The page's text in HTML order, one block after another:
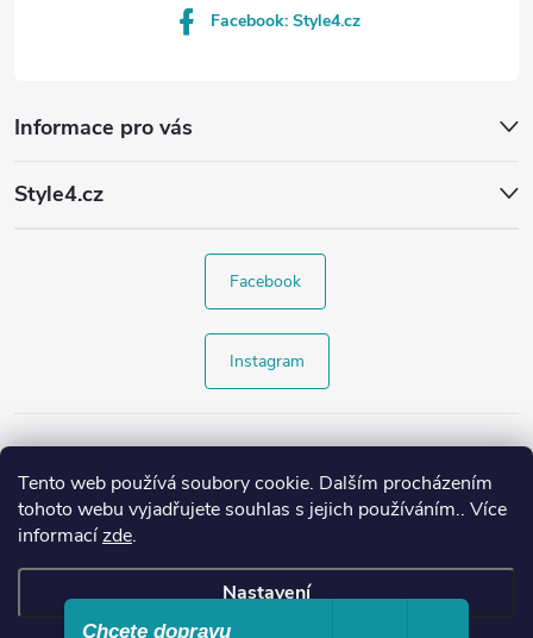
Tento web používá soubory cookie. Dalším procházením
tohoto webu vyjadřujete souhlas s jejich používáním.. Více
informacízde.
Nastavení
Informace pro vás
Style4.cz
Facebook: Style4.cz
Facebook
Instagram
Chcete dopravu